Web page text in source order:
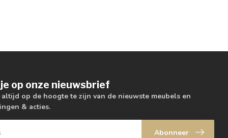
op onze nieuwsbrief
op de hoogte te zijn van de nieuwste meubels en
& acties.
Abonneer